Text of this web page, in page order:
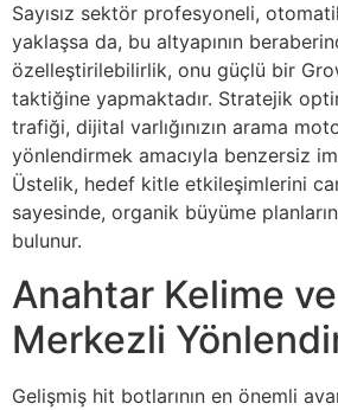
Sayısız sektör profesyoneli,
yaklaşsa da, bu altyapının
özelleştirilebilirlik, onu güçlü bir
taktiğine yapmaktadır. Stratejik
trafiği, dijital varlığınızın arama
yönlendirmek amacıyla benzersiz
Üstelik, hedef kitle etkileşimlerini
sayesinde, organik büyüme
bulunur.
Anahtar Kelime
Merkezli
Gelişmiş hit botlarının en önemli